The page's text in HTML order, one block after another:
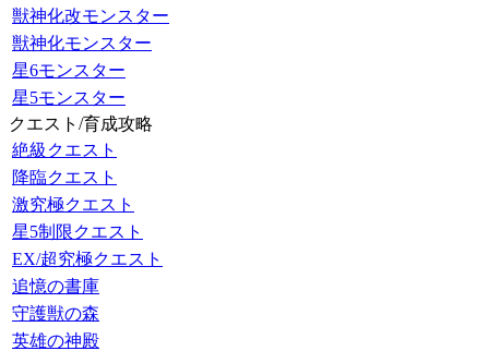
獣神化改モンスター
獣神化モンスター
星6モンスター
星5モンスター
クエスト/育成攻略
絶級クエスト
降臨クエスト
激究極クエスト
星5制限クエスト
EX/超究極クエスト
追憶の書庫
守護獣の森
英雄の神殿